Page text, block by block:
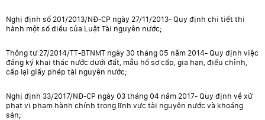
Nghị định số 201/2013/NĐ-CP ngày 27/11/2013- Quy định chi tiết thi
hành một số điều của Luật Tài nguyên nước;
Thông tư 27/2014/TT-BTNMT ngày 30 tháng 05 năm 2014- Quy định việc
đăng ký khai thác nước dưới đất, mẫu hồ sơ cấp, gia hạn, điều chỉnh,
cấp lại giấy phép tài nguyên nước;
Nghị định 33/2017/NĐ-CP ngày 03 tháng 04 năm 2017- Quy định về xử
phạt vi phạm hành chính trong lĩnh vực tài nguyên nước và khoáng
sản;